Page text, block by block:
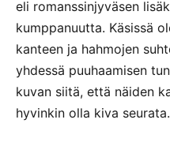
eli romanssinjyväsen
kumppanuutta. Käsissä
kanteen ja hahmojen
yhdessä puuhaamisen
kuvan siitä, että näiden
hyvinkin olla kiva seurata.